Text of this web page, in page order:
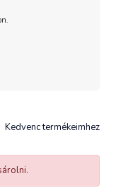
Kedvenc termékeimhez